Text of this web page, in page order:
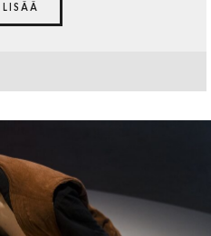
LISÄÄ